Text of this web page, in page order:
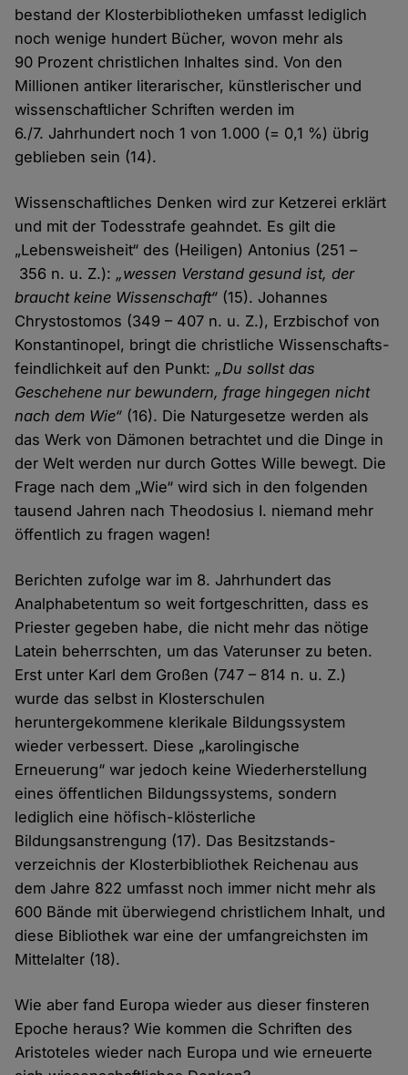
bestand der Kloster­bibliotheken umfasst lediglich
noch wenige hundert Bücher, wovon mehr als
90 Prozent christlichen Inhaltes sind. Von den
Millionen antiker literarischer, künstlerischer und
wissen­schaftlicher Schriften werden im
6./7. Jahrhundert noch 1 von 1.000 (= 0,1 %) übrig
geblieben sein (14).
Wissen­schaftliches Denken wird zur Ketzerei erklärt
und mit der Todesstrafe geahndet. Es gilt die
„Lebensweisheit“ des (Heiligen) Antonius (251 –
356 n. u. Z.): „wessen Verstand gesund ist, der
braucht keine Wissenschaft“ (15). Johannes
Chrystostomos (349 – 407 n. u. Z.), Erzbischof von
Konstantinopel, bringt die christliche Wissenschafts­
feindlichkeit auf den Punkt: „Du sollst das
Geschehene nur bewundern, frage hingegen nicht
nach dem Wie“ (16). Die Natur­gesetze werden als
das Werk von Dämonen betrachtet und die Dinge in
der Welt werden nur durch Gottes Wille bewegt. Die
Frage nach dem „Wie“ wird sich in den folgenden
tausend Jahren nach Theodosius I. niemand mehr
öffentlich zu fragen wagen!
Berichten zufolge war im 8. Jahrhundert das
Analphabetentum so weit fort­geschritten, dass es
Priester gegeben habe, die nicht mehr das nötige
Latein beherrschten, um das Vaterunser zu beten.
Erst unter Karl dem Großen (747 – 814 n. u. Z.)
wurde das selbst in Klosterschulen
heruntergekommene klerikale Bildungs­system
wieder verbessert. Diese „karolingische
Erneuerung“ war jedoch keine Wieder­­herstellung
eines öffentlichen Bildungs­­systems, sondern
lediglich eine höfisch-klösterliche
Bildungsanstrengung (17). Das Besitz­­stands­­
verzeichnis der Kloster­bibliothek Reichenau aus
dem Jahre 822 umfasst noch immer nicht mehr als
600 Bände mit überwiegend christlichem Inhalt, und
diese Bibliothek war eine der umfang­reichsten im
Mittel­alter (18).
Wie aber fand Europa wieder aus dieser finsteren
Epoche heraus? Wie kommen die Schriften des
Aristoteles wieder nach Europa und wie erneuerte